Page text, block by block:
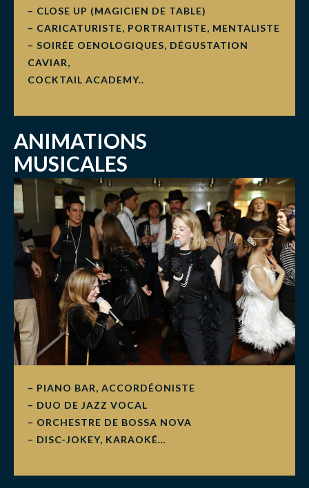
– CLOSE UP (MAGICIEN DE TABLE)
– CARICATURISTE, PORTRAITISTE, MENTALISTE
– SOIRÉE OENOLOGIQUES, DÉGUSTATION
CAVIAR,
COCKTAIL ACADEMY..
ANIMATIONS
MUSICALES
– PIANO BAR, ACCORDÉONISTE
– DUO DE JAZZ VOCAL
– ORCHESTRE DE BOSSA NOVA
– DISC-JOKEY, KARAOKÉ…